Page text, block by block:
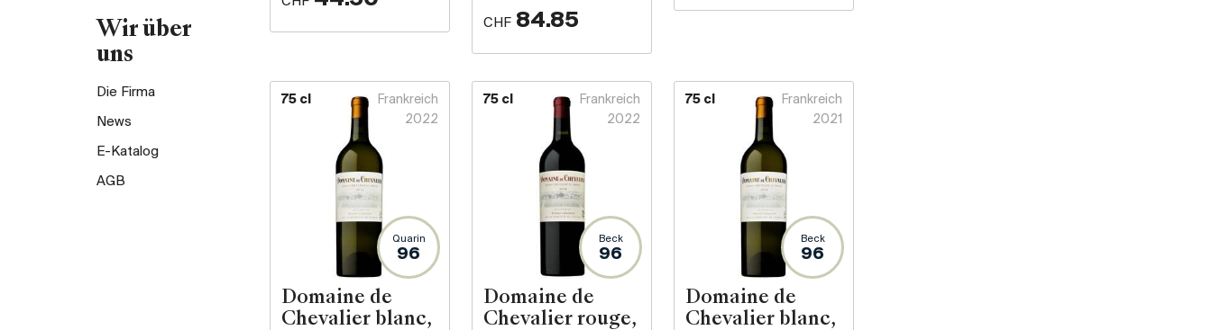
Wir über
uns
Die Firma
News
E-Katalog
AGB
CHF 84.85
75 cl
Frankreich
2022
Quarin
96
Domaine de
Chevalier blanc,
75 cl
Frankreich
2022
Beck
96
Domaine de
Chevalier rouge,
75 cl
Frankreich
2021
Beck
96
Domaine de
Chevalier blanc,